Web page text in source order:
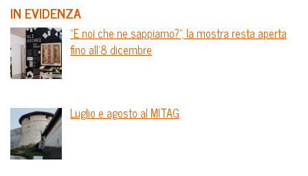
IN EVIDENZA
“E noi che ne sappiamo?”, la mostra resta aperta
fino all’8 dicembre
Luglio e agosto al MITAG